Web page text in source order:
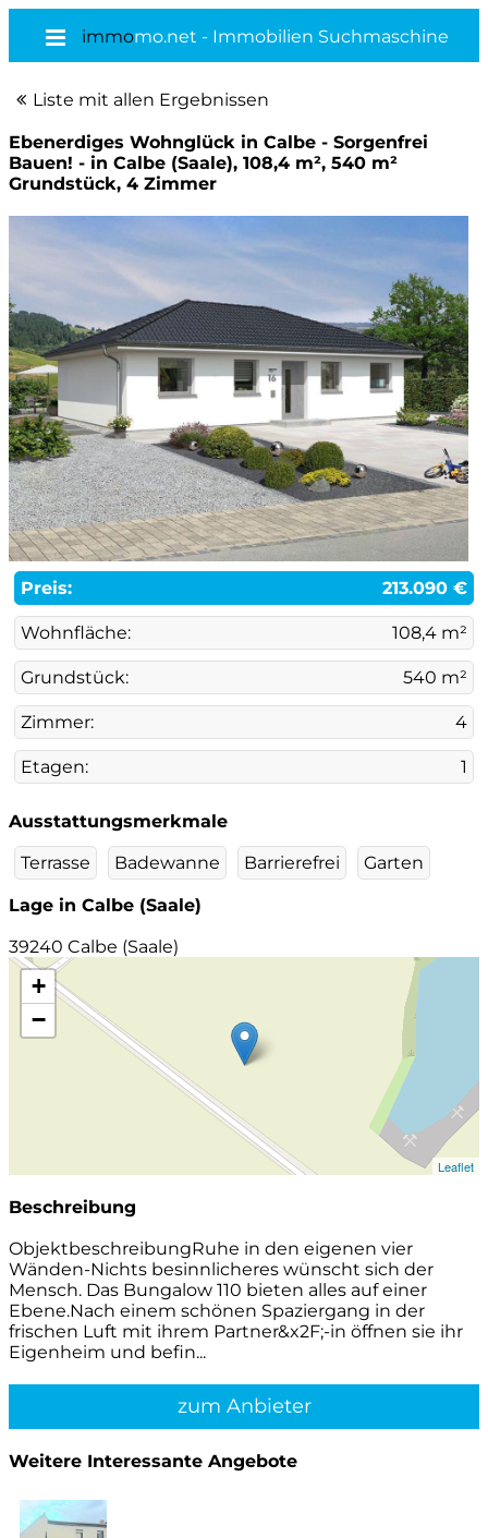
immomo.net - Immobilien Suchmaschine
Liste mit allen Ergebnissen
Ebenerdiges Wohnglück in Calbe - Sorgenfrei
Bauen! - in Calbe (Saale), 108,4 m², 540 m²
Grundstück, 4 Zimmer
Preis: 213.090 €
Wohnfläche: 108,4 m²
Grundstück: 540 m²
Zimmer: 4
Etagen: 1
Ausstattungsmerkmale
Terrasse
Badewanne Barrierefrei Garten
Lage in Calbe (Saale)
39240 Calbe (Saale)
+
−
Leaflet
Beschreibung
ObjektbeschreibungRuhe in den eigenen vier
Wänden-Nichts besinnlicheres wünscht sich der
Mensch. Das Bungalow 110 bieten alles auf einer
Ebene.Nach einem schönen Spaziergang in der
frischen Luft mit ihrem Partner&x2F;-in öffnen sie ihr
Eigenheim und befin...
zum Anbieter
Weitere Interessante Angebote